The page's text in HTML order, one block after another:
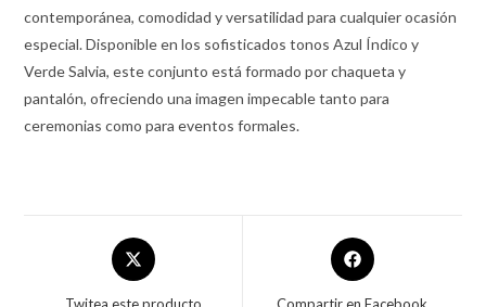
contemporánea, comodidad y versatilidad para cualquier ocasión
especial. Disponible en los sofisticados tonos Azul Índico y
Verde Salvia, este conjunto está formado por chaqueta y
pantalón, ofreciendo una imagen impecable tanto para
ceremonias como para eventos formales.
Twitea este producto Compartir en Facebook